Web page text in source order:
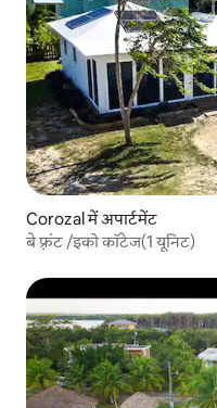
Corozal में अपार्टमेंट
बे फ़्रंट /इको कॉटेज(1 यूनिट)